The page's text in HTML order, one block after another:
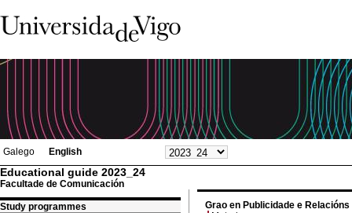
Galego English
Educational guide 2023_24
Facultade de Comunicación
Study programmes
Grao en Publicidade e